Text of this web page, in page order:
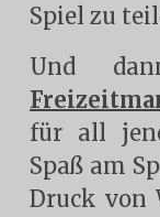
Spiel zu
Und
für all
Spaß am
Druck von